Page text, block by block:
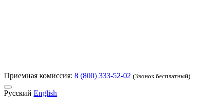
Приемная комиссия: 8 (800) 333-52-02 (Звонок бесплатный)
Русский English